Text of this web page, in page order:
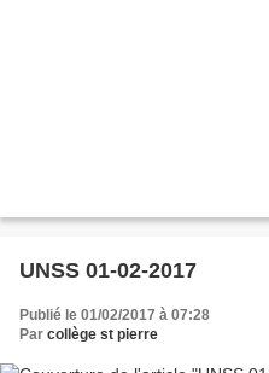
UNSS 01-02-2017
Publié le 01/02/2017 à 07:28
Par collège st pierre